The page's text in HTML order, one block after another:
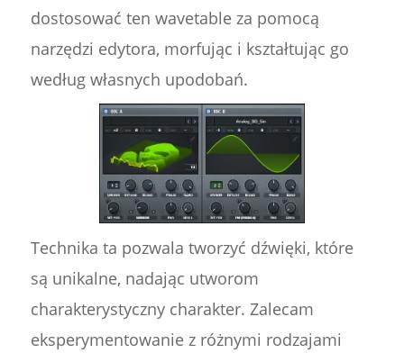
dostosować ten wavetable za pomocą
narzędzi edytora, morfując i kształtując go
według własnych upodobań.
Technika ta pozwala tworzyć dźwięki, które
są unikalne, nadając utworom
charakterystyczny charakter. Zalecam
eksperymentowanie z różnymi rodzajami